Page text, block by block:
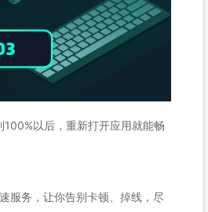
以后，重新打开应用就能畅
服务，让你告别卡顿、掉线，尽